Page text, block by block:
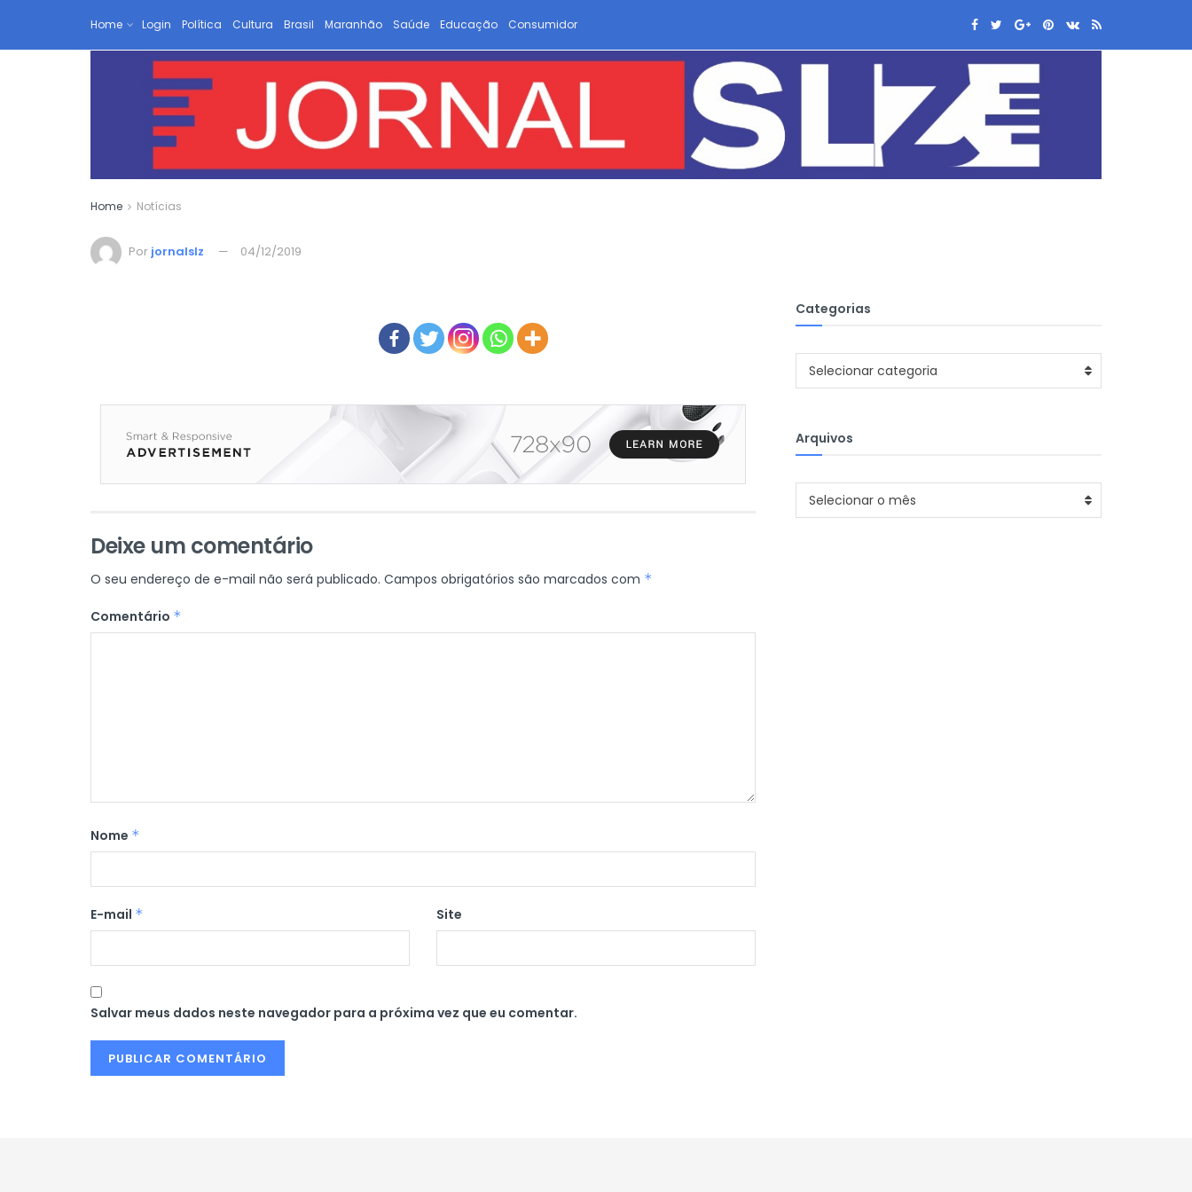
Home Login Política Cultura Brasil Maranhão Saúde Educação Consumidor
Home Notícias
Por jornalslz 04/12/2019
Deixe um comentário
O seu endereço de e-mail não será publicado. Campos obrigatórios são marcados com *
Comentário *
Nome *
E-mail * Site
Salvar meus dados neste navegador para a próxima vez que eu comentar.
Categorias
Categorias
Selecionar categoria
Arquivos
Arquivos
Selecionar o mês